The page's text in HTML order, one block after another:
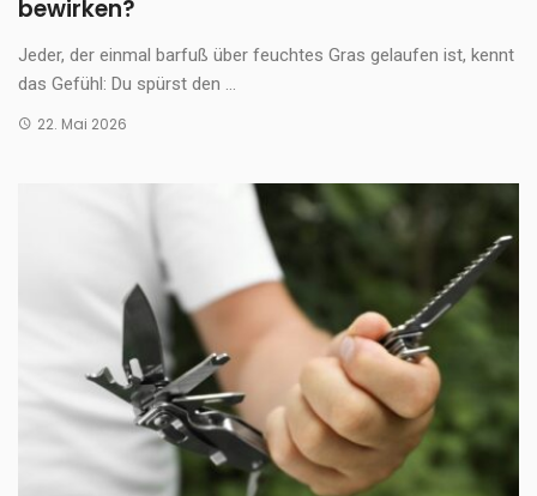
bewirken?
Jeder, der einmal barfuß über feuchtes Gras gelaufen ist, kennt
das Gefühl: Du spürst den ...
22. Mai 2026